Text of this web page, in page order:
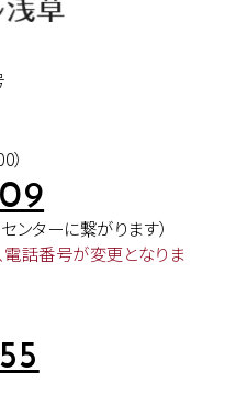
センターに繋がります）
電話番号が変更となりま